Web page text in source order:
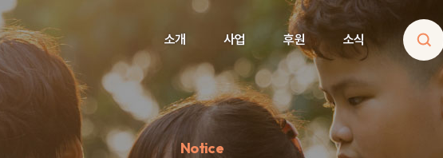
소개 사업 후원 소식
Notice